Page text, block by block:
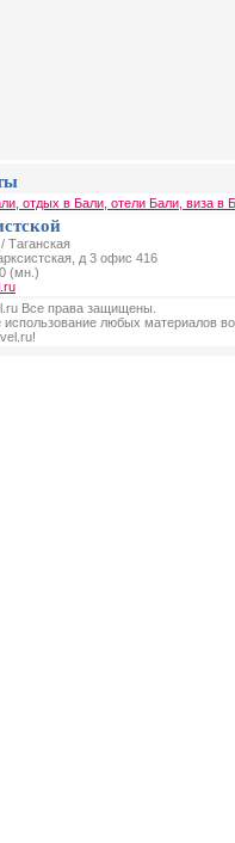
отдых в Бали, отели Бали, виза в
Таганская
д 3 офис 416
(мн.)
Все права защищены.
использование любых материалов